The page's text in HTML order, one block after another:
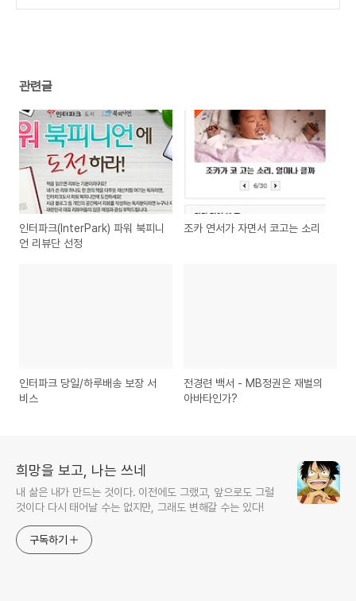
관련글
인터파크(InterPark) 파워 북피니
언 리뷰단 선정
조카 연서가 자면서 코고는 소리
인터파크 당일/하루배송 보장 서
비스
전경련 백서 - MB정권은 재벌의
아바타인가?
희망을 보고, 나는 쓰네
내 삶은 내가 만드는 것이다. 이전에도 그랬고, 앞으로도 그럴
것이다 다시 태어날 수는 없지만, 그래도 변해갈 수는 있다!
구독하기